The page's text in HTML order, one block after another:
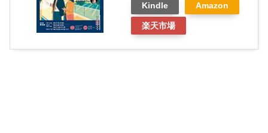
Kindle Amazon
楽天市場